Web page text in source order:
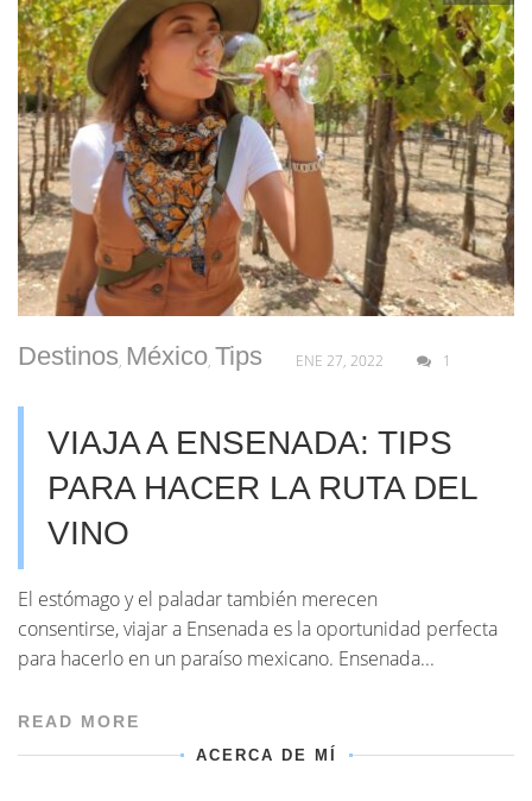
Destinos, México, Tips ENE 27, 2022 1
VIAJA A ENSENADA: TIPS
PARA HACER LA RUTA DEL
VINO
El estómago y el paladar también merecen
consentirse, viajar a Ensenada es la oportunidad perfecta
para hacerlo en un paraíso mexicano. Ensenada...
READ MORE
ACERCA DE MÍ